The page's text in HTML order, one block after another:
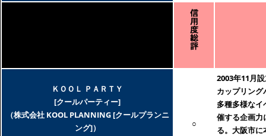
ＫＯＯＬ ＰＡＲＴＹ
[クールパーティー]
（株式会社 KOOL PLANNING [クールプランニ
ング]）
○
2003年11月
カップリン
多種多様な
催する企画力
る。大阪市に